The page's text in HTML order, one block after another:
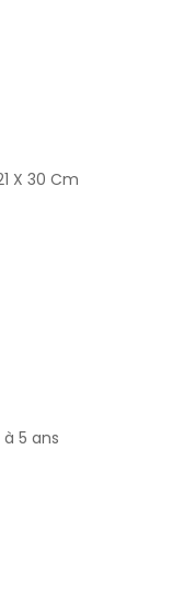
X 30 Cm
à 5 ans